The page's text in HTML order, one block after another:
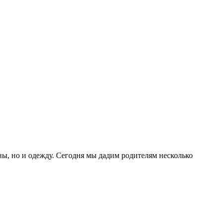
но и одежду. Сегодня мы дадим родителям несколько